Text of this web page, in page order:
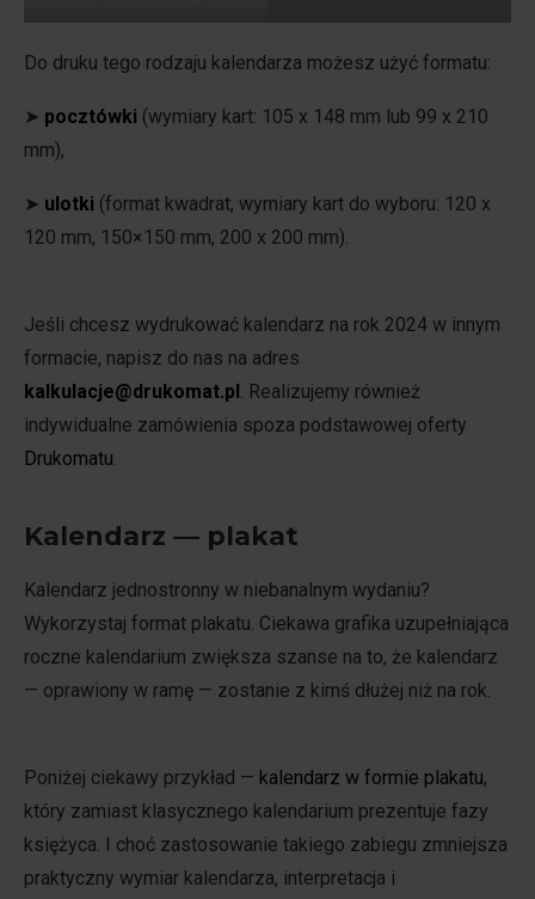
Do druku tego rodzaju kalendarza możesz użyć formatu:
➤ pocztówki (wymiary kart: 105 x 148 mm lub 99 x 210
mm),
➤ ulotki (format kwadrat, wymiary kart do wyboru: 120 x
120 mm, 150×150 mm, 200 x 200 mm).
Jeśli chcesz wydrukować kalendarz na rok 2024 w innym
formacie, napisz do nas na adres
kalkulacje@drukomat.pl . Realizujemy również
indywidualne zamówienia spoza podstawowej oferty
Drukomatu.
Kalendarz — plakat
Kalendarz jednostronny w niebanalnym wydaniu?
Wykorzystaj format plakatu. Ciekawa grafika uzupełniająca
roczne kalendarium zwiększa szanse na to, że kalendarz
— oprawiony w ramę — zostanie z kimś dłużej niż na rok.
Poniżej ciekawy przykład — kalendarz w formie plakatu,
który zamiast klasycznego kalendarium prezentuje fazy
księżyca. I choć zastosowanie takiego zabiegu zmniejsza
praktyczny wymiar kalendarza, interpretacja i